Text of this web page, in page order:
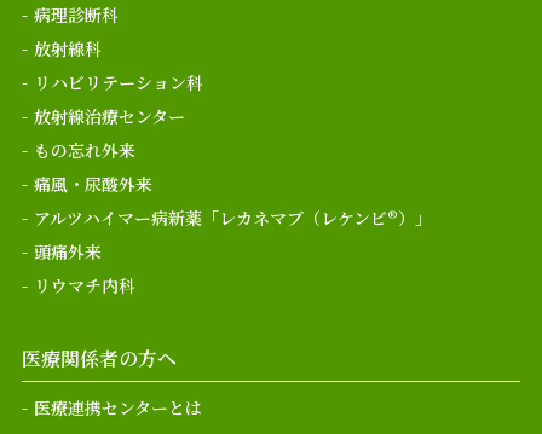
病理診断科
放射線科
リハビリテーション科
放射線治療センター
もの忘れ外来
痛風・尿酸外来
アルツハイマー病新薬「レカネマブ（レケンビ®）」
頭痛外来
リウマチ内科
医療関係者の方へ
医療連携センターとは